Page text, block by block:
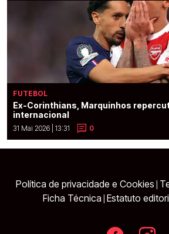
FUTEBOL
Ex-Corinthians, Marquinhos
internacional
31 Mai 2026 | 13:31 0
Política de privacidade e Cookies
Ficha Técnica Estatuto